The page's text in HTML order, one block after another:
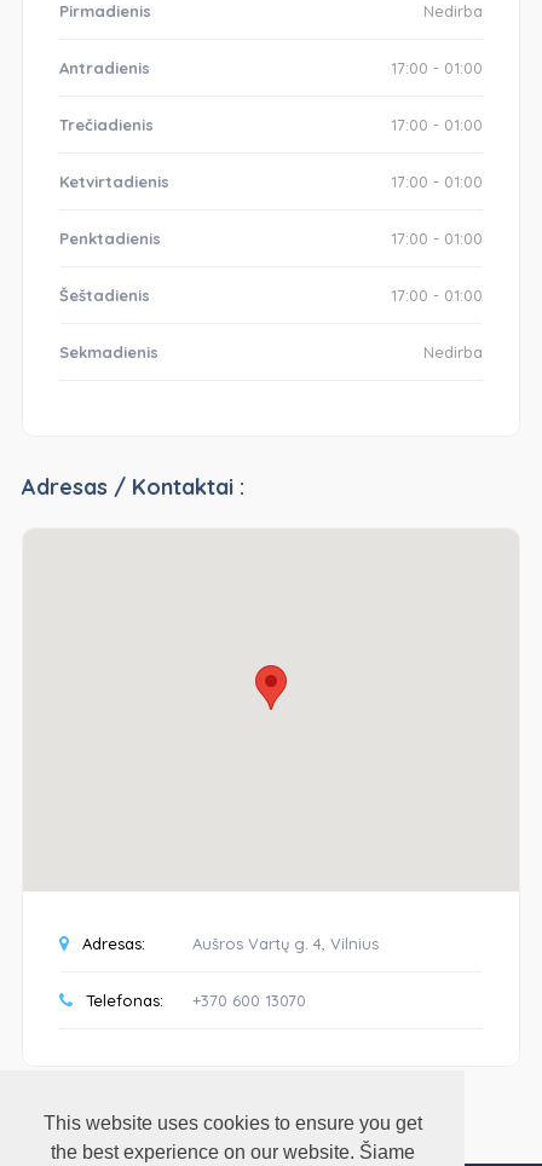
This website uses cookies to ensure you get
the best experience on our website. Šiame
Pirmadienis Nedirba
Antradienis 17:00 - 01:00
Trečiadienis 17:00 - 01:00
Ketvirtadienis 17:00 - 01:00
Penktadienis 17:00 - 01:00
Šeštadienis 17:00 - 01:00
Sekmadienis Nedirba
Adresas / Kontaktai :
Adresas: Aušros Vartų g. 4, Vilnius
Telefonas: +370 600 13070